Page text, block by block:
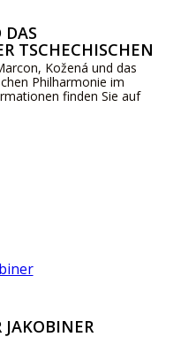
TSCHECHISCHEN
Kožená und das
Philharmonie im
finden Sie auf